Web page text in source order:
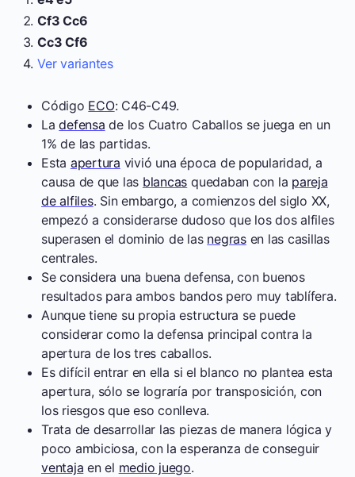
Cf3 Cc6
Cc3 Cf6
Ver variantes
Código ECO: C46-C49.
Ladefensa de los Cuatro Caballos se juega en un
1% de las partidas.
Esta apertura vivió una época de popularidad, a
causa de que las blancas quedaban con la pareja
de alfiles. Sin embargo, a comienzos del siglo XX,
empezó a considerarse dudoso que los dos alfiles
superasen el dominio de las negrasen las casillas
centrales.
Se considera una buena defensa, con buenos
resultados para ambos bandos pero muy tablífera.
Aunque tiene su propia estructura se puede
considerar como la defensa principal contra la
apertura de los tres caballos.
Es difícil entrar en ella si el blanco no plantea esta
apertura, sólo se lograría por transposición, con
los riesgos que eso conlleva.
Trata de desarrollar las piezas de manera lógica y
poco ambiciosa, con la esperanza de conseguir
ventaja en el medio juego.